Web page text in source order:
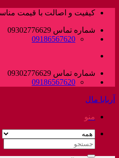
پرش
محتوا
کیفیت و اصالت با قیمت
شماره تماس 09302776629
09186567620
شماره تماس 09302776629
09186567620
آربابا مال
منو
جستجو